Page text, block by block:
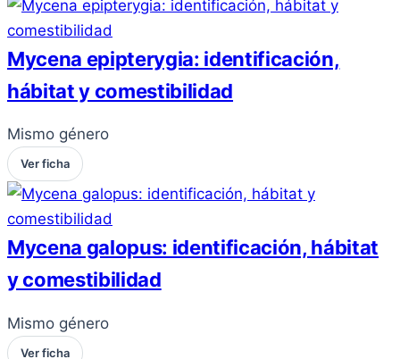
Mycena epipterygia: identificación,
hábitat y comestibilidad
Mismo género
Ver ficha
Mycena galopus: identificación, hábitat
y comestibilidad
Mismo género
Ver ficha